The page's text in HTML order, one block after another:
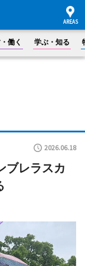
働く 学ぶ・知る
2026.06.18
ブレラスカ